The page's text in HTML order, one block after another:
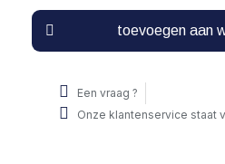
toevoegen aan
Een vraag ?
Onze klantenservice staat